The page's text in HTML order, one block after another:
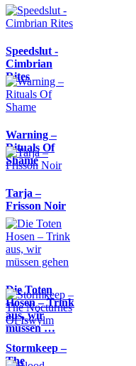
Speedslut -
Cimbrian
Rites
Warning –
Rituals Of
Shame
Tarja –
Frisson Noir
Die Toten
Hosen – Trink
aus, wir
müssen …
Stormkeep –
The